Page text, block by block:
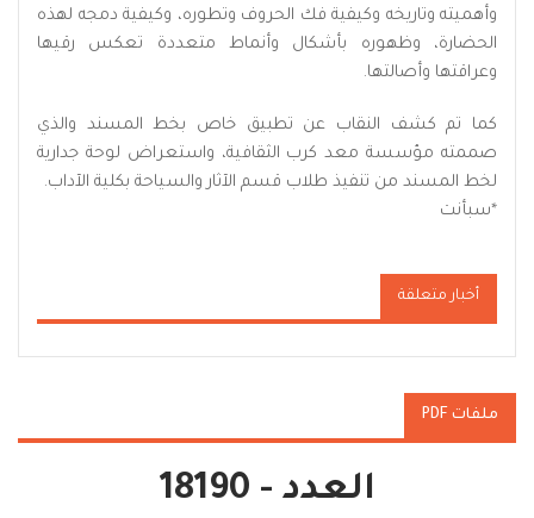
وأهميته وتاريخه وكيفية فك الحروف وتطوره، وكيفية دمجه لهذه
الحضارة، وظهوره بأشكال وأنماط متعددة تعكس رقيها
وعراقتها وأصالتها.
كما تم كشف النقاب عن تطبيق خاص بخط المسند والذي
صممته مؤسسة معد كرب الثقافية، واستعراض لوحة جدارية
لخط المسند من تنفيذ طلاب قسم الآثار والسياحة بكلية الآداب.
*سبأنت
أخبار متعلقة
ملفات PDF
العدد - 18190